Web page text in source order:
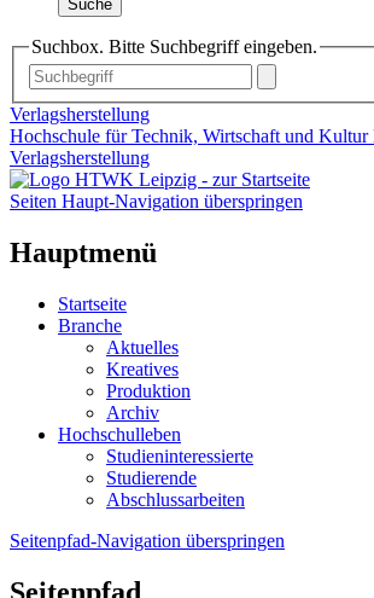
Suche
Suchbox. Bitte Suchbegriff eingeben.
Verlagsherstellung
Hochschule für Technik, Wirtschaft und Kultur
Verlagsherstellung
Seiten Haupt-Navigation überspringen
Hauptmenü
Startseite
Branche
Aktuelles
Kreatives
Produktion
Archiv
Hochschulleben
Studieninteressierte
Studierende
Abschlussarbeiten
Seitenpfad-Navigation überspringen